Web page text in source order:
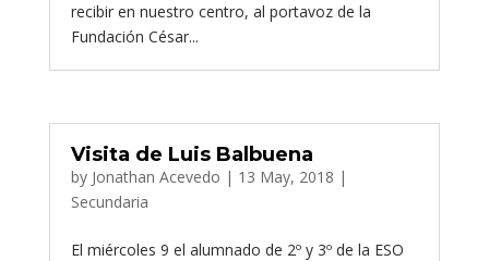
recibir en nuestro centro, al portavoz de la
Fundación César...
Visita de Luis Balbuena
by Jonathan Acevedo | 13 May, 2018 |
Secundaria
El miércoles 9 el alumnado de 2º y 3º de la ESO